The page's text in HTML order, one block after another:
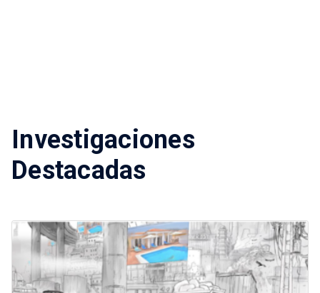
Investigaciones
Destacadas